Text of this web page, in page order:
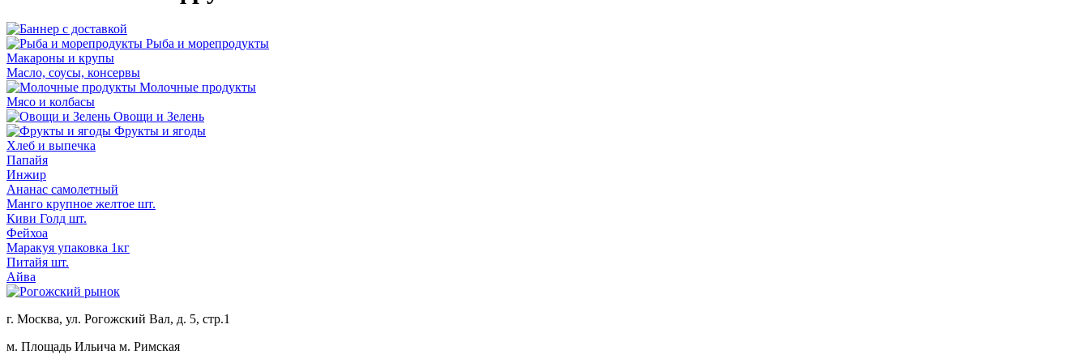
Рыба и морепродукты
Макароны и крупы
Масло, соусы, консервы
Молочные продукты
Мясо и колбасы
Овощи и Зелень
Фрукты и ягоды
Хлеб и выпечка
Папайя
Инжир
Ананас самолетный
Манго крупное желтое шт.
Киви Голд шт.
Фейхоа
Маракуя упаковка 1кг
Питайя шт.
Айва
г. Москва, ул. Рогожский Вал, д. 5, стр.1
м. Площадь Ильича м. Римская